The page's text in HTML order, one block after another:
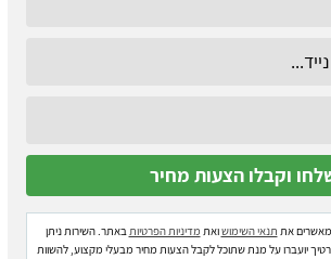
את תנאי השימושואת מדיניות הפרטיות באתר. השירות ניתן
יועברו על מנת שתוכל לקבל הצעות מחיר מבעלי מקצוע, להשוות